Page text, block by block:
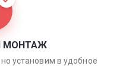
МОНТАЖ
установим в удобное